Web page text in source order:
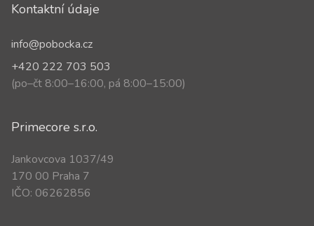
Kontaktní údaje
info@pobocka.cz
+420 222 703 503
(po–čt 8:00–16:00, pá 8:00–15:00)
Primecore s.r.o.
Jankovcova 1037/49
170 00 Praha 7
IČO: 06262856